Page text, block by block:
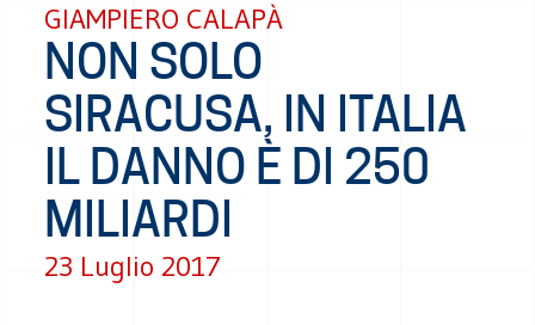
GIAMPIERO CALAPÀ
NON SOLO
SIRACUSA, IN ITALIA
IL DANNO È DI 250
MILIARDI
23 Luglio 2017